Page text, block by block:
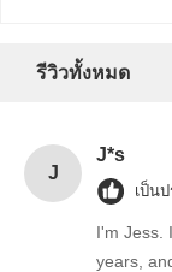
บ้าน
ควบคุม
รีวิวทั้งหมด
J
J*s
เป็น
I'm Jess.
years,